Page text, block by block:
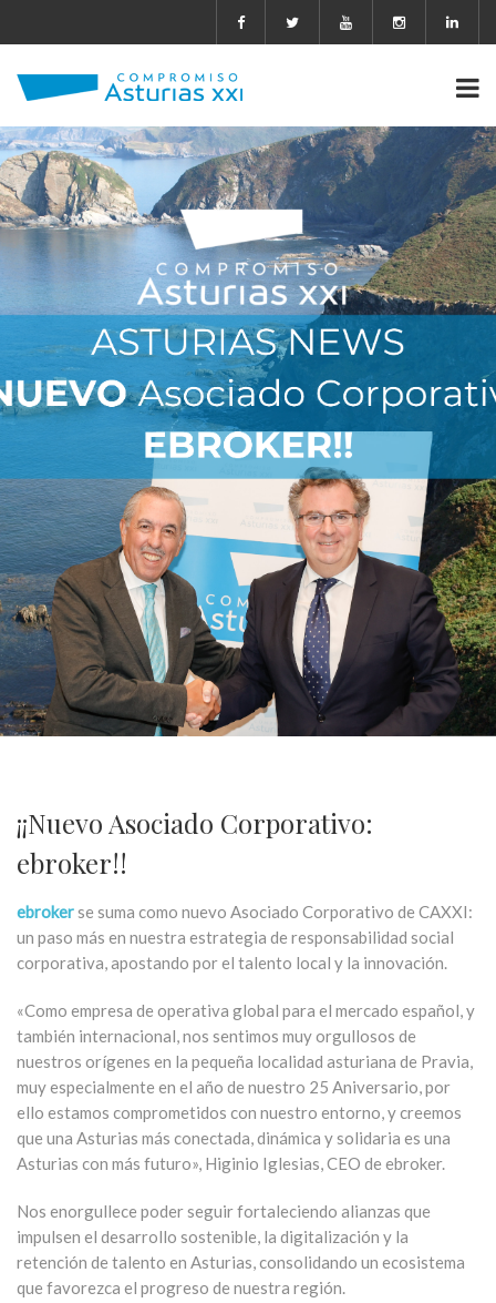
¡¡Nuevo Asociado Corporativo:
ebroker!!
ebrokerse suma como nuevo Asociado Corporativo de CAXXI:
un paso más en nuestra estrategia de responsabilidad social
corporativa, apostando por el talento local y la innovación.
«Como empresa de operativa global para el mercado español, y
también internacional, nos sentimos muy orgullosos de
nuestros orígenes en la pequeña localidad asturiana de Pravia,
muy especialmente en el año de nuestro 25 Aniversario, por
ello estamos comprometidos con nuestro entorno, y creemos
que una Asturias más conectada, dinámica y solidaria es una
Asturias con más futuro», Higinio Iglesias, CEO de ebroker.
Nos enorgullece poder seguir fortaleciendo alianzas que
impulsen el desarrollo sostenible, la digitalización y la
retención de talento en Asturias, consolidando un ecosistema
que favorezca el progreso de nuestra región.